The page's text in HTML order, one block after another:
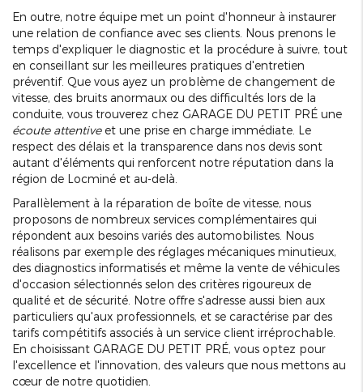
En outre, notre équipe met un point d'honneur à instaurer
une relation de confiance avec ses clients. Nous prenons le
temps d'expliquer le diagnostic et la procédure à suivre, tout
en conseillant sur les meilleures pratiques d'entretien
préventif. Que vous ayez un problème de changement de
vitesse, des bruits anormaux ou des difficultés lors de la
conduite, vous trouverez chez GARAGE DU PETIT PRÉ une
écoute attentiveet une prise en charge immédiate. Le
respect des délais et la transparence dans nos devis sont
autant d'éléments qui renforcent notre réputation dans la
région de Locminé et au-delà.
Parallèlement à la réparation de boîte de vitesse, nous
proposons de nombreux services complémentaires qui
répondent aux besoins variés des automobilistes. Nous
réalisons par exemple des réglages mécaniques minutieux,
des diagnostics informatisés et même la vente de véhicules
d'occasion sélectionnés selon des critères rigoureux de
qualité et de sécurité. Notre offre s'adresse aussi bien aux
particuliers qu'aux professionnels, et se caractérise par des
tarifs compétitifs associés à un service client irréprochable.
En choisissant GARAGE DU PETIT PRÉ, vous optez pour
l'excellence et l'innovation, des valeurs que nous mettons au
cœur de notre quotidien.